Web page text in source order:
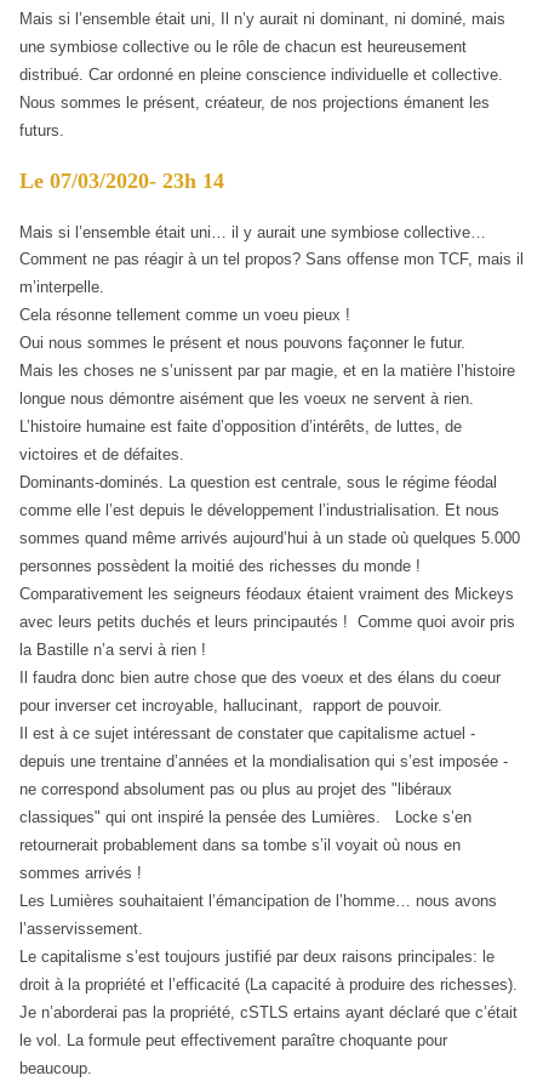
Mais si l’ensemble était uni, Il n’y aurait ni dominant, ni dominé, mais
une symbiose collective ou le rôle de chacun est heureusement
distribué. Car ordonné en pleine conscience individuelle et collective.
Nous sommes le présent, créateur, de nos projections émanent les
futurs.
Le 07/03/2020- 23h 14
Mais si l’ensemble était uni… il y aurait une symbiose collective…
Comment ne pas réagir à un tel propos? Sans offense mon TCF, mais il
m’interpelle.
Cela résonne tellement comme un voeu pieux !
Oui nous sommes le présent et nous pouvons façonner le futur.
Mais les choses ne s’unissent par par magie, et en la matière l’histoire
longue nous démontre aisément que les voeux ne servent à rien.
L’histoire humaine est faite d’opposition d’intérêts, de luttes, de
victoires et de défaites.
Dominants-dominés. La question est centrale, sous le régime féodal
comme elle l’est depuis le développement l’industrialisation. Et nous
sommes quand même arrivés aujourd’hui à un stade où quelques 5.000
personnes possèdent la moitié des richesses du monde !
Comparativement les seigneurs féodaux étaient vraiment des Mickeys
avec leurs petits duchés et leurs principautés ! Comme quoi avoir pris
la Bastille n’a servi à rien !
Il faudra donc bien autre chose que des voeux et des élans du coeur
pour inverser cet incroyable, hallucinant, rapport de pouvoir.
Il est à ce sujet intéressant de constater que capitalisme actuel -
depuis une trentaine d’années et la mondialisation qui s’est imposée -
ne correspond absolument pas ou plus au projet des "libéraux
classiques" qui ont inspiré la pensée des Lumières. Locke s’en
retournerait probablement dans sa tombe s’il voyait où nous en
sommes arrivés !
Les Lumières souhaitaient l’émancipation de l’homme… nous avons
l’asservissement.
Le capitalisme s’est toujours justifié par deux raisons principales: le
droit à la propriété et l’efficacité (La capacité à produire des richesses).
Je n’aborderai pas la propriété, cSTLS ertains ayant déclaré que c’était
le vol. La formule peut effectivement paraître choquante pour
beaucoup.